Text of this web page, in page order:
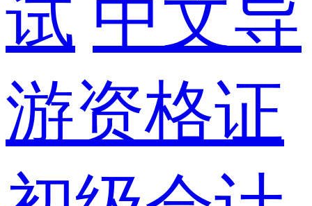
试 中文导
游资格证